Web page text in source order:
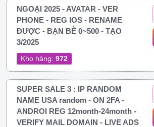
NGOẠI 2025 - AVATAR - VER
PHONE - REG IOS - RENAME
ĐƯỢC - BẠN BÈ 0~500 - TẠO
3/2025
Kho hàng: 972
SUPER SALE 3 : IP RANDOM
NAME USA random - ON 2FA -
ANDROI REG 12month-24month -
VERIFY MAIL DOMAIN - LIVE ADS